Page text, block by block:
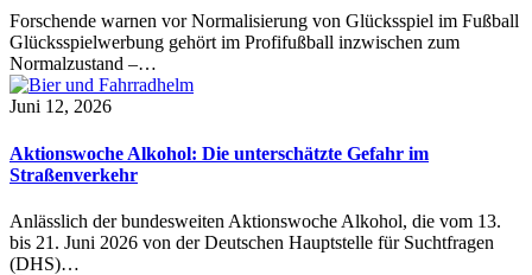
Forschende warnen vor Normalisierung von Glücksspiel im Fußball
Glücksspielwerbung gehört im Profifußball inzwischen zum
Normalzustand –…
Juni 12, 2026
Aktionswoche Alkohol: Die unterschätzte Gefahr im
Straßenverkehr
Anlässlich der bundesweiten Aktionswoche Alkohol, die vom 13.
bis 21. Juni 2026 von der Deutschen Hauptstelle für Suchtfragen
(DHS)…